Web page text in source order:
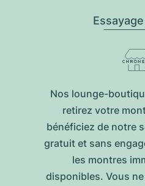
Nos lounge-
retirez votre
bénéficiez de notre
gratuit et sans
les montres
disponibles. Vous